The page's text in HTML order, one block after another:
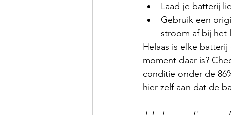
Laad je batterij
Gebruik een
stroom af bij het
Helaas is elke
moment daar is?
conditie onder de
hier zelf aan dat de